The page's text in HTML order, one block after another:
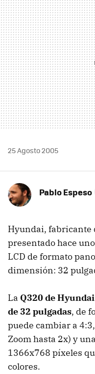
MAIL
25 Agosto 2005
Pablo Espeso
Hyundai, fabricante
presentado hace
LCD de formato
dimensión: 32
La Q320 de Hyundai
de 32 pulgadas, de
puede cambiar a
Zoom hasta 2x) y
1366x768 píxeles
colores.